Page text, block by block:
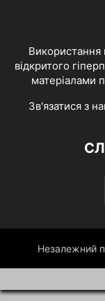
Використання
відкритого
матеріалами
Зв'язатися з
Незалежний